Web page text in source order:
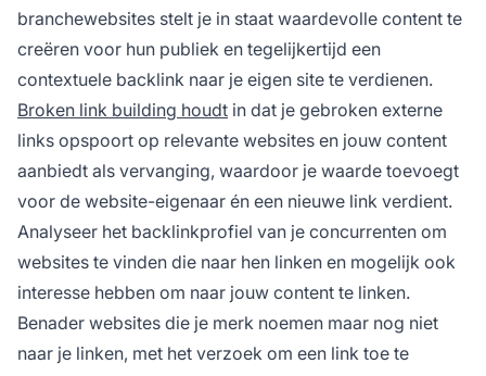
branchewebsites stelt je in staat waardevolle content te
creëren voor hun publiek en tegelijkertijd een
contextuele backlink naar je eigen site te verdienen.
Broken link building houdt in dat je gebroken externe
links opspoort op relevante websites en jouw content
aanbiedt als vervanging, waardoor je waarde toevoegt
voor de website-eigenaar én een nieuwe link verdient.
Analyseer het backlinkprofiel van je concurrenten om
websites te vinden die naar hen linken en mogelijk ook
interesse hebben om naar jouw content te linken.
Benader websites die je merk noemen maar nog niet
naar je linken, met het verzoek om een link toe te